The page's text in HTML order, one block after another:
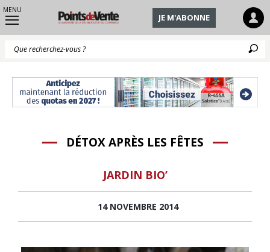
MENU
JE M'ABONNE
DÉTOX APRÈS LES FÊTES
JARDIN BIO’
14 NOVEMBRE 2014